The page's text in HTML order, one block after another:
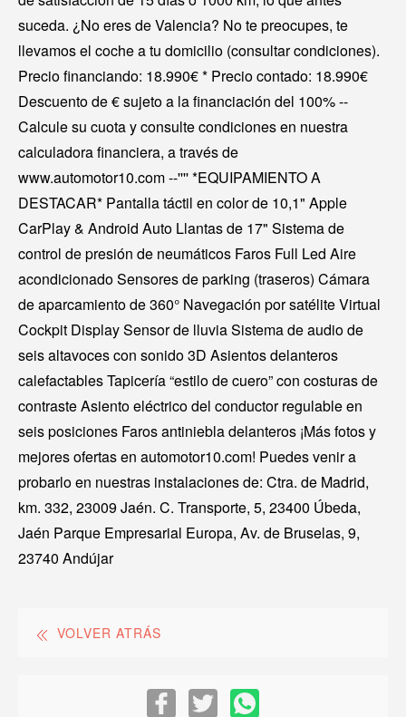
suceda. ¿No eres de Valencia? No te preocupes, te
llevamos el coche a tu domicilio (consultar condiciones).
Precio financiando: 18.990€ * Precio contado: 18.990€
Descuento de € sujeto a la financiación del 100% --
Calcule su cuota y consulte condiciones en nuestra
calculadora financiera, a través de
www.automotor10.com --'''' *EQUIPAMIENTO A
DESTACAR* Pantalla táctil en color de 10,1" Apple
CarPlay & Android Auto Llantas de 17" Sistema de
control de presión de neumáticos Faros Full Led Aire
acondicionado Sensores de parking (traseros) Cámara
de aparcamiento de 360° Navegación por satélite Virtual
Cockpit Display Sensor de lluvia Sistema de audio de
seis altavoces con sonido 3D Asientos delanteros
calefactables Tapicería “estilo de cuero” con costuras de
contraste Asiento eléctrico del conductor regulable en
seis posiciones Faros antiniebla delanteros ¡Más fotos y
mejores ofertas en automotor10.com! Puedes venir a
probarlo en nuestras instalaciones de: Ctra. de Madrid,
km. 332, 23009 Jaén. C. Transporte, 5, 23400 Úbeda,
Jaén Parque Empresarial Europa, Av. de Bruselas, 9,
23740 Andújar
VOLVER ATRÁS